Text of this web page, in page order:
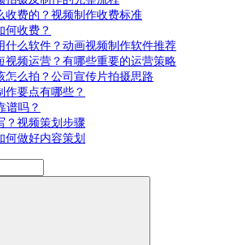
收费的？视频制作收费标准
何收费？
什么软件？动画视频制作软件推荐
视频运营？有哪些重要的运营策略
怎么拍？公司宣传片拍摄思路
作要点有哪些？
谱吗？
？视频策划步骤
何做好内容策划